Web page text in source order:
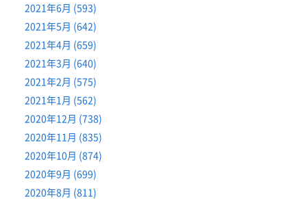
2021年6月 (593)
2021年5月 (642)
2021年4月 (659)
2021年3月 (640)
2021年2月 (575)
2021年1月 (562)
2020年12月 (738)
2020年11月 (835)
2020年10月 (874)
2020年9月 (699)
2020年8月 (811)